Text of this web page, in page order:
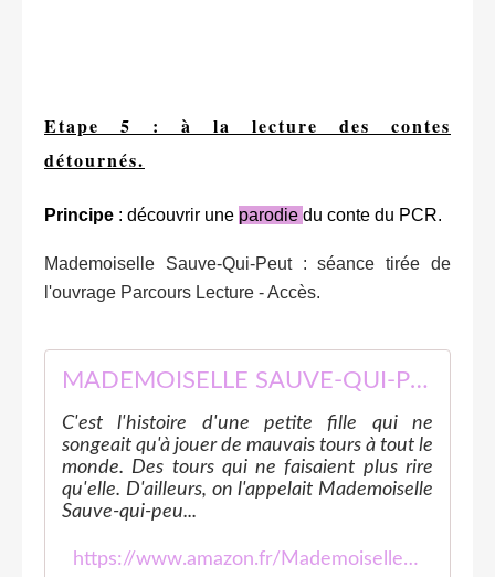
Etape 5 : à la lecture des contes
détournés.
Principe : découvrir une parodie du conte du PCR.
Mademoiselle Sauve-Qui-Peut : séance tirée de
l'ouvrage Parcours Lecture - Accès.
MADEMOISELLE SAUVE-QUI-PEUT (NE)
C'est l'histoire d'une petite fille qui ne
songeait qu'à jouer de mauvais tours à tout le
monde. Des tours qui ne faisaient plus rire
qu'elle. D'ailleurs, on l'appelait Mademoiselle
Sauve-qui-peu...
https://www.amazon.fr/Mademoiselle-Sauve-qui-peut-Philippe-Corentin/dp/2211222161